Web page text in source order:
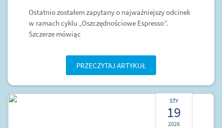
Ostatnio zostałem zapytany o najważniejszy odcinek
w ramach cyklu „Oszczędnościowe Espresso”.
Szczerze mówiąc
PRZECZYTAJ ARTYKUŁ
STY
19
2026